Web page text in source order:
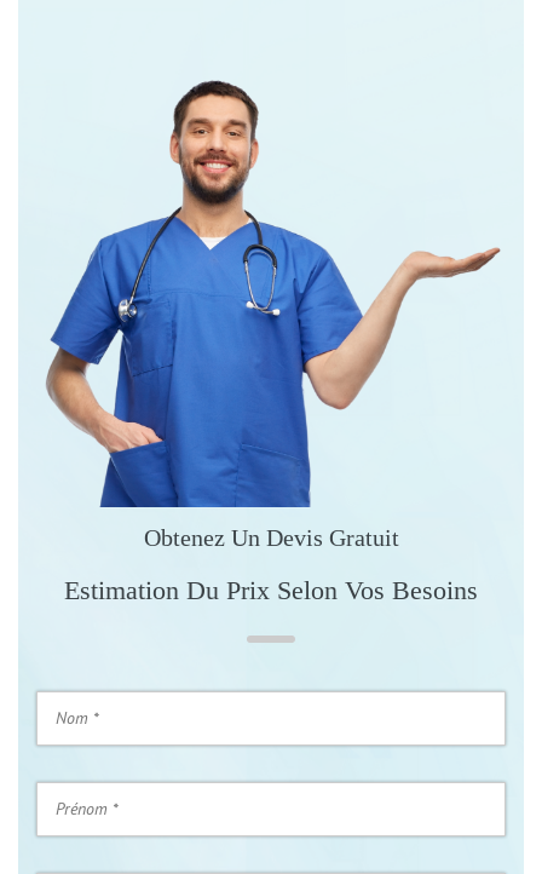
Obtenez Un Devis Gratuit
Estimation Du Prix Selon Vos Besoins